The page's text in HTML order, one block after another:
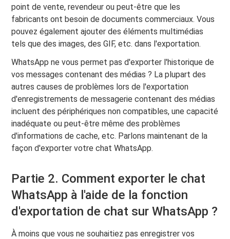
point de vente, revendeur ou peut-être que les
fabricants ont besoin de documents commerciaux. Vous
pouvez également ajouter des éléments multimédias
tels que des images, des GIF, etc. dans l'exportation.
WhatsApp ne vous permet pas d'exporter l'historique de
vos messages contenant des médias ? La plupart des
autres causes de problèmes lors de l'exportation
d'enregistrements de messagerie contenant des médias
incluent des périphériques non compatibles, une capacité
inadéquate ou peut-être même des problèmes
d'informations de cache, etc. Parlons maintenant de la
façon d'exporter votre chat WhatsApp.
Partie 2. Comment exporter le chat
WhatsApp à l'aide de la fonction
d'exportation de chat sur WhatsApp ?
À moins que vous ne souhaitiez pas enregistrer vos